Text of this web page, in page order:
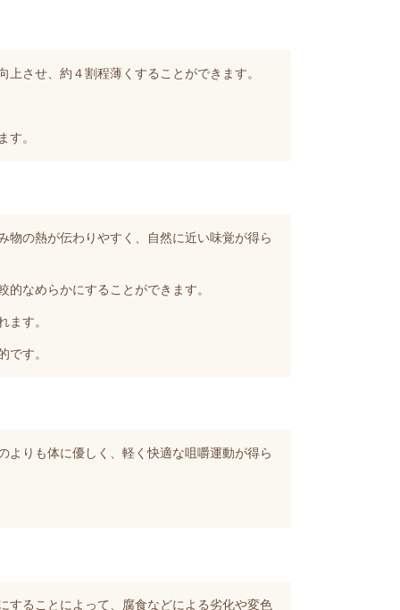
させ、約４割程薄くすることができます。
す。
物の熱が伝わりやすく、自然に近い味覚が得ら
なめらかにすることができます。
ます。
です。
よりも体に優しく、軽く快適な咀嚼運動が得ら
することによって、腐食などによる劣化や変色